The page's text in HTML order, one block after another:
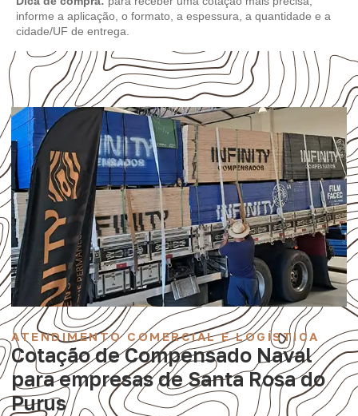
informe a aplicação, o formato, a espessura, a quantidade e a
cidade/UF de entrega.
ATENDIMENTO COMERCIAL E LOGÍSTICA
Cotação de Compensado Naval
para empresas de Santa Rosa do
Purus